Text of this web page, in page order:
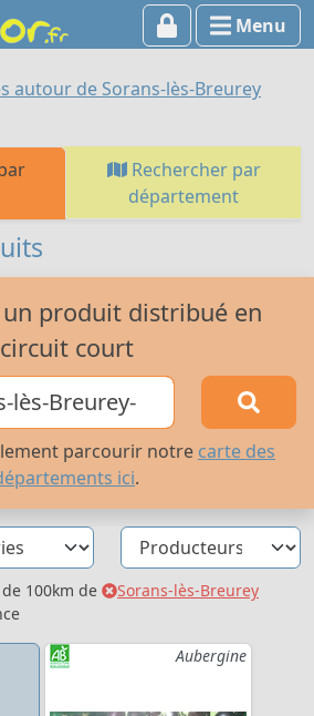
Menu
autour de Sorans-lès-Breurey
Rechercher par
département
un produit distribué en
circuit court
parcourir notre carte des
ici.
100km de
Sorans-lès-Breurey
Aubergine